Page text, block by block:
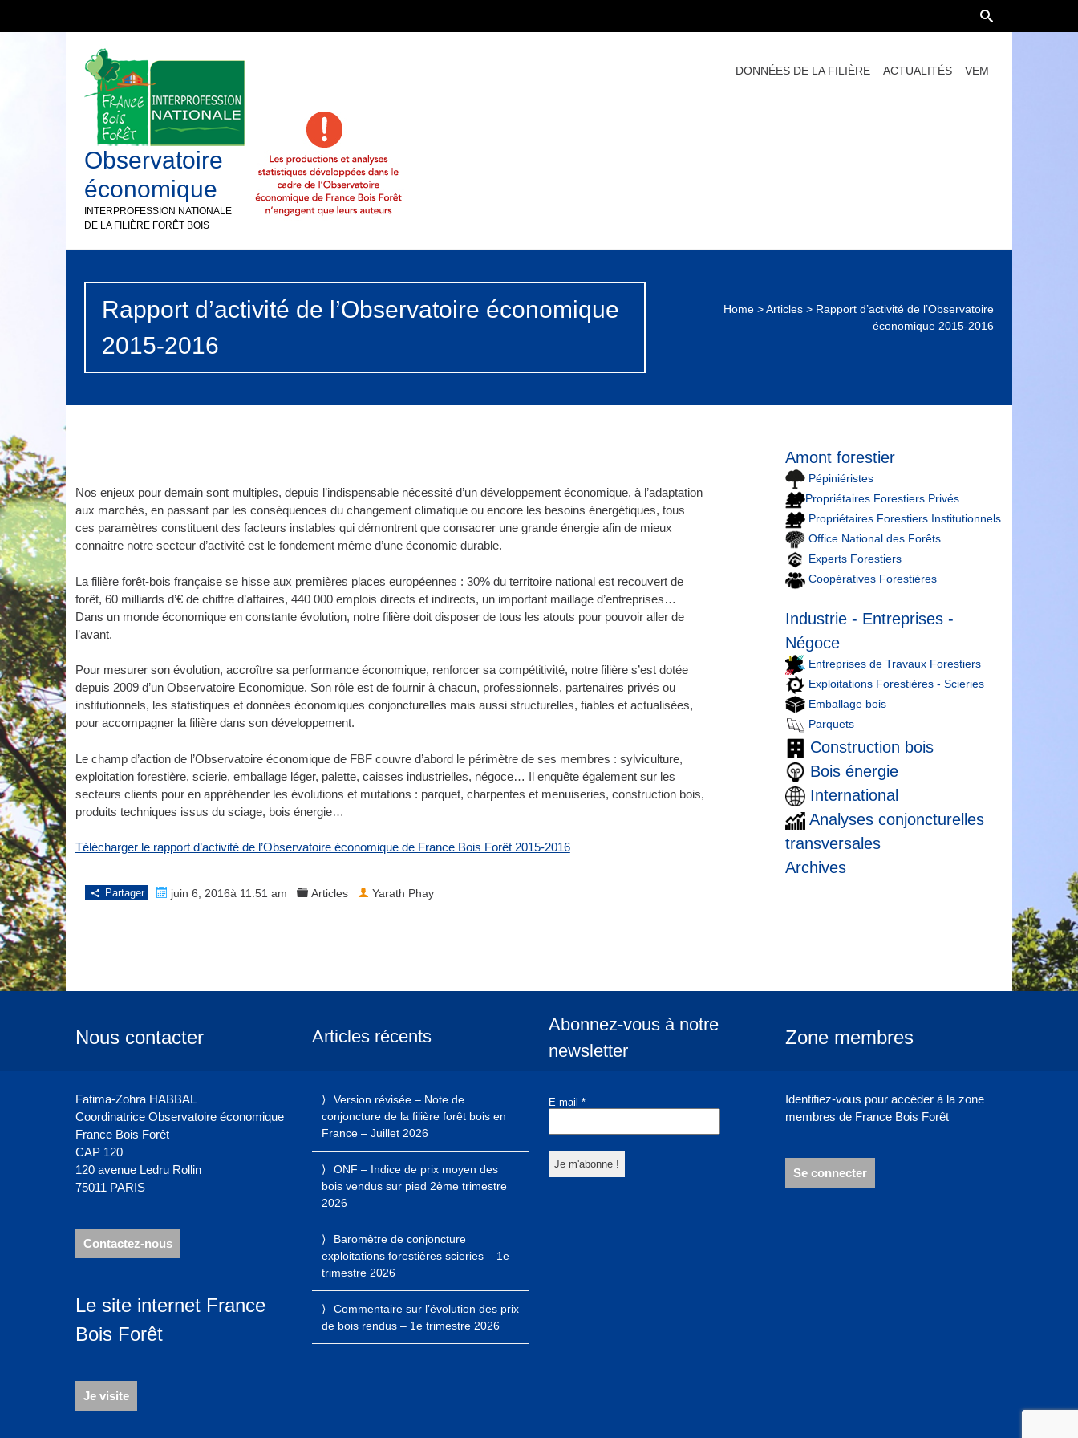
Observatoire
économique
INTERPROFESSION NATIONALE
DE LA FILIÈRE FORÊT BOIS
DONNÉES DE LA FILIÈRE ACTUALITÉS VEM
Rapport d’activité de l’Observatoire économique
2015-2016
Home>Articles> Rapport d’activité de l’Observatoire
économique 2015-2016
Nos enjeux pour demain sont multiples, depuis l’indispensable nécessité d’un développement économique, à l’adaptation
aux marchés, en passant par les conséquences du changement climatique ou encore les besoins énergétiques, tous
ces paramètres constituent des facteurs instables qui démontrent que consacrer une grande énergie afin de mieux
connaitre notre secteur d’activité est le fondement même d’une économie durable.
La filière forêt-bois française se hisse aux premières places européennes : 30% du territoire national est recouvert de
forêt, 60 milliards d’€ de chiffre d’affaires, 440 000 emplois directs et indirects, un important maillage d’entreprises…
Dans un monde économique en constante évolution, notre filière doit disposer de tous les atouts pour pouvoir aller de
l’avant.
Pour mesurer son évolution, accroître sa performance économique, renforcer sa compétitivité, notre filière s’est dotée
depuis 2009 d’un Observatoire Economique. Son rôle est de fournir à chacun, professionnels, partenaires privés ou
institutionnels, les statistiques et données économiques conjoncturelles mais aussi structurelles, fiables et actualisées,
pour accompagner la filière dans son développement.
Le champ d’action de l’Observatoire économique de FBF couvre d’abord le périmètre de ses membres : sylviculture,
exploitation forestière, scierie, emballage léger, palette, caisses industrielles, négoce… Il enquête également sur les
secteurs clients pour en appréhender les évolutions et mutations : parquet, charpentes et menuiseries, construction bois,
produits techniques issus du sciage, bois énergie…
Télécharger le rapport d’activité de l’Observatoire économique de France Bois Forêt 2015-2016
Partager juin 6, 2016à 11:51 am Articles Yarath Phay
Amont forestier
Pépiniéristes
Propriétaires Forestiers Privés
Propriétaires Forestiers Institutionnels
Office National des Forêts
Experts Forestiers
Coopératives Forestières
Industrie - Entreprises -
Négoce
Entreprises de Travaux Forestiers
Exploitations Forestières - Scieries
Emballage bois
Parquets
Construction bois
Bois énergie
International
Analyses conjoncturelles
transversales
Archives
Nous contacter
Fatima-Zohra HABBAL
Coordinatrice Observatoire économique
France Bois Forêt
CAP 120
120 avenue Ledru Rollin
75011 PARIS
Contactez-nous
Le site internet France
Bois Forêt
Je visite
Articles récents
Version révisée – Note de
conjoncture de la filière forêt bois en
France – Juillet 2026
ONF – Indice de prix moyen des
bois vendus sur pied 2ème trimestre
2026
Baromètre de conjoncture
exploitations forestières scieries – 1e
trimestre 2026
Commentaire sur l’évolution des prix
de bois rendus – 1e trimestre 2026
Abonnez-vous à notre
newsletter
E-mail *
Zone membres
Identifiez-vous pour accéder à la zone
membres de France Bois Forêt
Se connecter